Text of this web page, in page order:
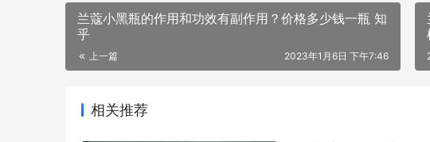
兰蔻小黑瓶的作用和功效有副作用？价格多少钱一瓶 知
乎
上一篇 2023年1月6日 下午7:46
相关推荐